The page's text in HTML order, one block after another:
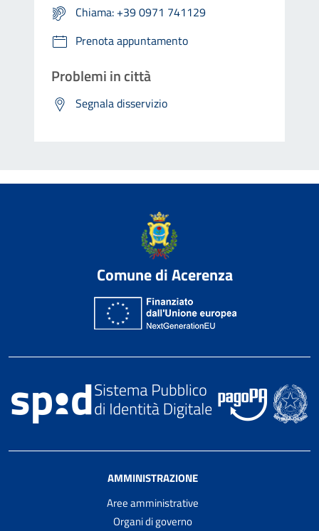
Chiama: +39 0971 741129
Prenota appuntamento
Problemi in città
Segnala disservizio
Comune di Acerenza
AMMINISTRAZIONE
Aree amministrative
Organi di governo